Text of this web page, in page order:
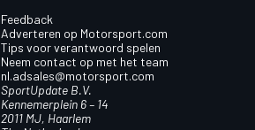
Feedback
Adverteren op Motorsport.com
Tips voor verantwoord spelen
Neem contact op met het team
nl.adsales@motorsport.com
SportUpdate B.V.
Kennemerplein 6 – 14
2011 MJ, Haarlem